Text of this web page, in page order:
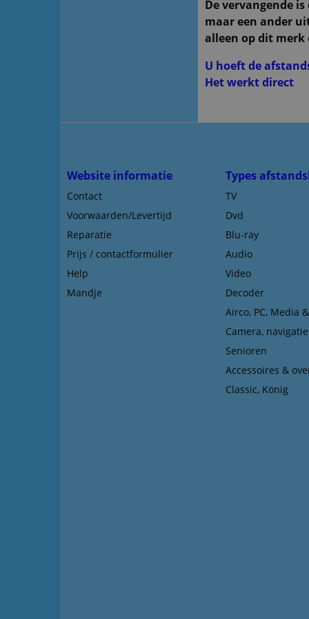
De vervangende
maar een ander
alleen op dit merk
U hoeft de
Het werkt direct
Website informatie
Contact
Voorwaarden/Levertijd
Reparatie
Prijs / contactformulier
Help
Mandje
Types
TV
Dvd
Blu-ray
Audio
Video
Decoder
Airco, PC, Media
Camera, navigatie
Senioren
Accessoires &
Classic, König